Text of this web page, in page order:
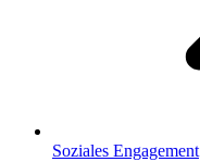
Soziales Engagement